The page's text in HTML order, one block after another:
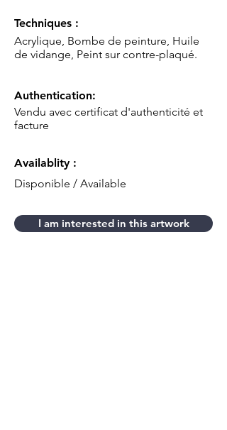
Techniques :
Acrylique, Bombe de peinture, Huile
de vidange, Peint sur contre-plaqué.
Authentication:
Vendu avec certificat d'authenticité et
facture
Availablity :
Disponible / Available
I am interested in this artwork